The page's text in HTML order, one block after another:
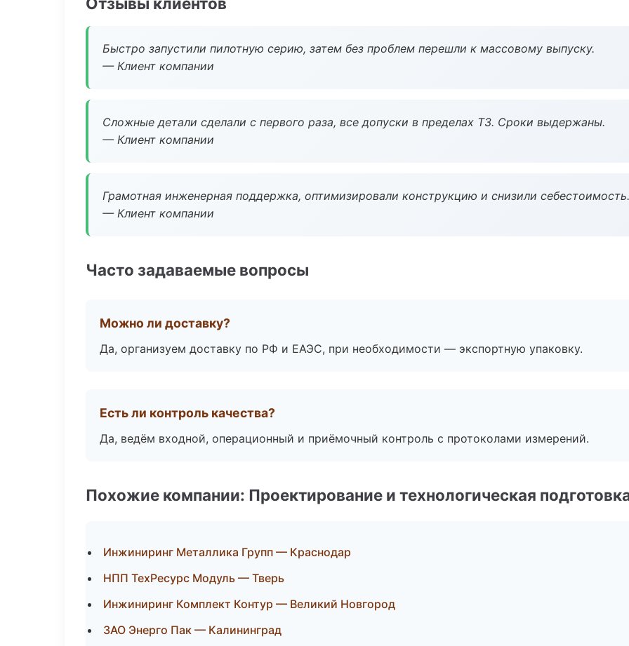
Быстро запустили пилотную серию, затем без проблем перешли к массовому выпуску.
— Клиент компании
Сложные детали сделали с первого раза, все допуски в пределах ТЗ. Сроки выдержаны.
— Клиент компании
Грамотная инженерная поддержка, оптимизировали конструкцию и снизили себестоимость.
— Клиент компании
Часто задаваемые вопросы
Можно ли доставку?
Да, организуем доставку по РФ и ЕАЭС, при необходимости — экспортную упаковку.
Есть ли контроль качества?
Да, ведём входной, операционный и приёмочный контроль с протоколами измерений.
Похожие компании: Проектирование и технологическая
Инжиниринг Металлика Групп — Краснодар
НПП ТехРесурс Модуль — Тверь
Инжиниринг Комплект Контур — Великий Новгород
ЗАО Энерго Пак — Калининград